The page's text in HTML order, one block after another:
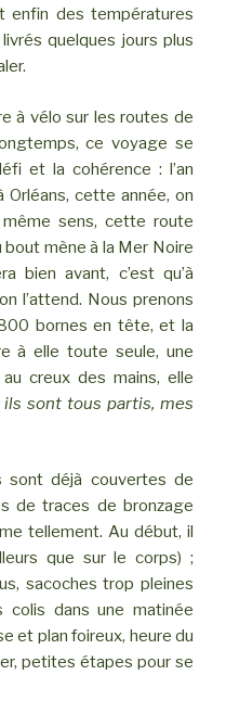
enfin des températures
quelques jours plus
à vélo sur les routes de
ce voyage se
et la cohérence : l’an
Orléans, cette année, on
sens, cette route
bout mène à la Mer Noire
bien avant, c’est qu’à
l’attend. Nous prenons
bornes en tête, et la
à elle toute seule, une
creux des mains, elle
ils sont tous partis, mes
sont déjà couvertes de
de traces de bronzage
tellement. Au début, il
que sur le corps) ;
sacoches trop pleines
dans une matinée
et plan foireux, heure du
petites étapes pour se